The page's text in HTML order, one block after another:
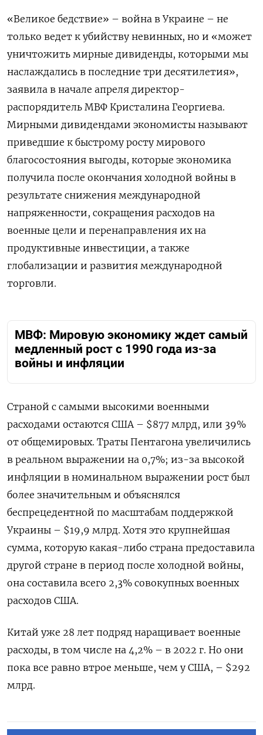
«Великое бедствие» – война в Украине – не
только ведет к убийству невинных, но и «может
уничтожить мирные дивиденды, которыми мы
наслаждались в последние три десятилетия»,
заявила в начале апреля директор-
распорядитель МВФ Кристалина Георгиева.
Мирными дивидендами экономисты называют
приведшие к быстрому росту мирового
благосостояния выгоды, которые экономика
получила после окончания холодной войны в
результате снижения международной
напряженности, сокращения расходов на
военные цели и перенаправления их на
продуктивные инвестиции, а также
глобализации и развития международной
торговли.
МВФ: Мировую экономику ждет самый
медленный рост с 1990 года из-за
войны и инфляции
Страной с самыми высокими военными
расходами остаются США – $877 млрд, или 39%
от общемировых. Траты Пентагона увеличились
в реальном выражении на 0,7%; из-за высокой
инфляции в номинальном выражении рост был
более значительным и объяснялся
беспрецедентной по масштабам поддержкой
Украины – $19,9 млрд. Хотя это крупнейшая
сумма, которую какая-либо страна предоставила
другой стране в период после холодной войны,
она составила всего 2,3% совокупных военных
расходов США.
Китай уже 28 лет подряд наращивает военные
расходы, в том числе на 4,2% – в 2022 г. Но они
пока все равно втрое меньше, чем у США, – $292
млрд.